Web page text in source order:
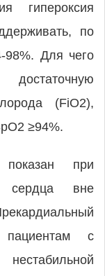
гипероксия
по
98%. Для чего
(FiO2),
≥94%.
при
сердца вне
с